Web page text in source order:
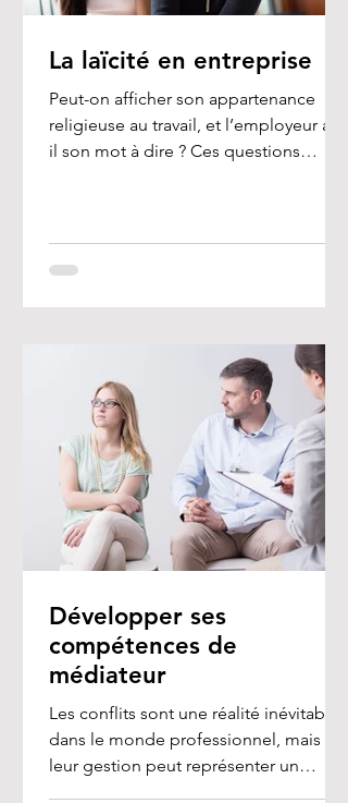
La laïcité en entreprise
Peut-on afficher son appartenance
religieuse au travail, et l’employeur a-t-
il son mot à dire ? Ces questions
Développer ses
compétences de
médiateur
Les conflits sont une réalité inévitable
dans le monde professionnel, mais
leur gestion peut représenter un